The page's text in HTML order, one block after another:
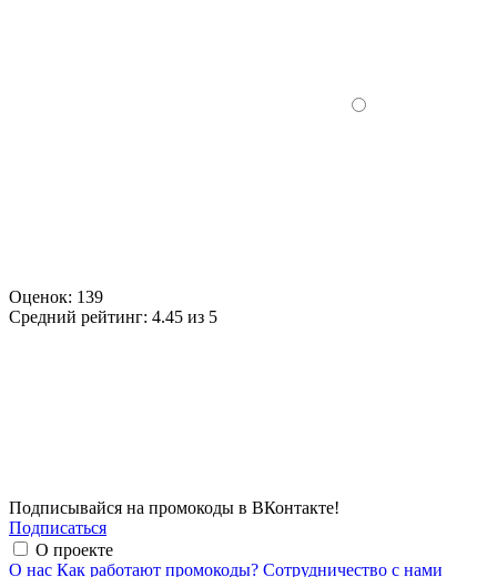
Оценок: 139
Средний рейтинг: 4.45 из 5
Подписывайся на промокоды в ВКонтакте!
Подписаться
О проекте
О нас Как работают промокоды? Сотрудничество с нами